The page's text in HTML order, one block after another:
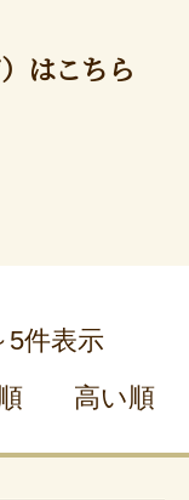
はこちら
5件表示
高い順